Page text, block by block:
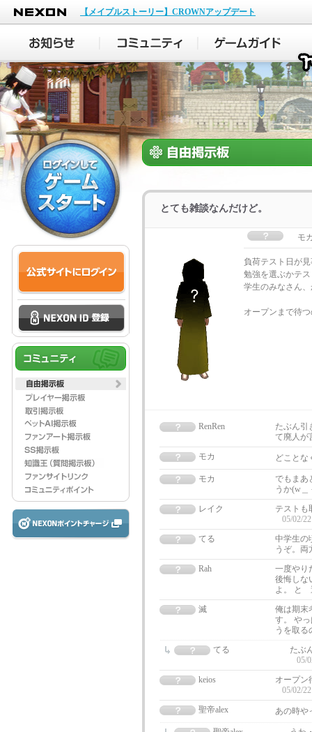
NEXON
【メイプルストーリー】CROWNアップデート
とても雑談なんだけど。
モ
負荷テスト日が
勉強を選ぶかテ
学生のみなさん
オープンまで待
RenRen
たぶん引
て廃人が
モカ
どこと
モカ
でもまあ
うか(w＿
レイク
テストも
05/02/
てる
中学生の
うぞ。
Rah
一度やり
後悔しな
よ。 と
滅
俺は期末
す。 や
うを取
てる
たぶ
05/
keios
オープン
05/02/
聖帝alex
あの時や